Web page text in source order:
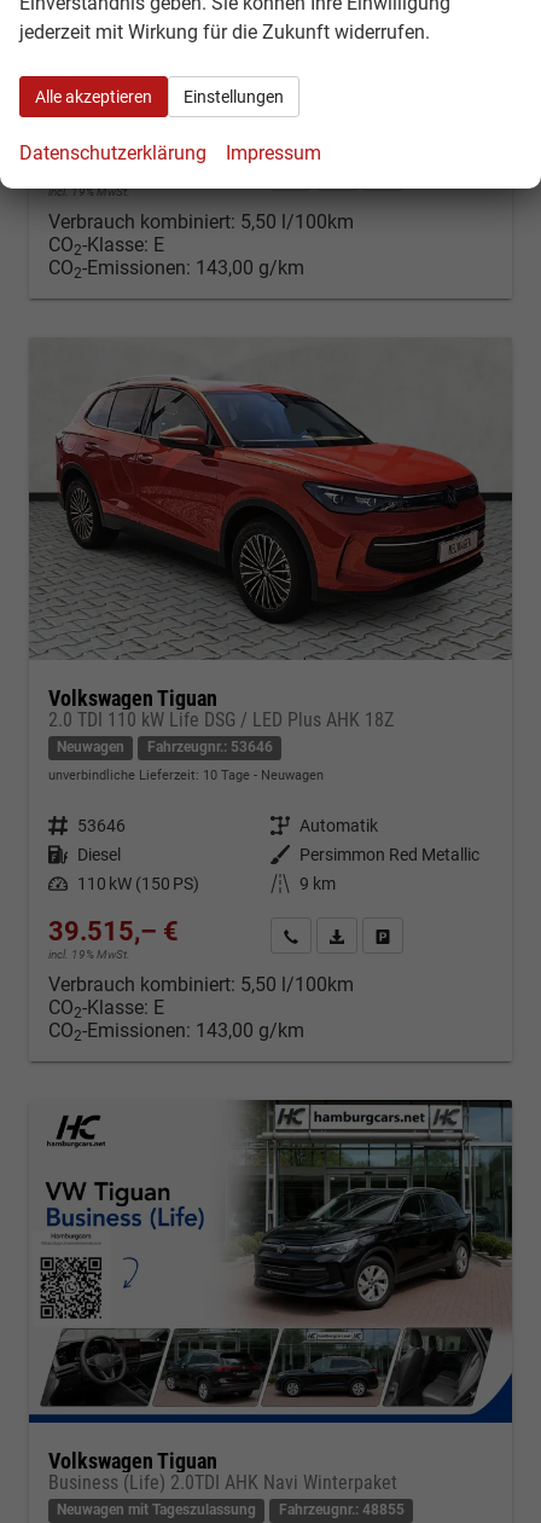
unverbindliche Lieferzeit:10 Tage Neuwagen
Kraftstoff Diesel Außenfarbe
Leistung 110 kW (150 PS) Kilometerstand
39.315,– €
incl. 19% MwSt.
Verbrauch kombiniert: 5,50 l/100km
CO2-Klasse: E
CO2-Emissionen: 143,00 g/km
Volkswagen Tiguan
2.0 TDI 110 kW Life DSG / LED Plus AHK 18Z
Neuwagen Fahrzeugnr.: 53646
unverbindliche Lieferzeit: 10 Tage Neuwagen
Fahrzeugnr. 53646 Getriebe Automatik
Kraftstoff Diesel Außenfarbe
Persimmon Red Metallic
Leistung 110 kW (150 PS) Kilometerstand 9 km
39.515,– €
incl. 19% MwSt.
Kontakt & Angebot anfordern
PDF-Datei, Fahrzeugexposé
Verbrauch kombiniert: 5,50 l/100km
CO2-Klasse: E
CO2-Emissionen: 143,00 g/km
Volkswagen Tiguan
Business (Life) 2.0TDI AHK Navi Winterpaket
Neuwagen mit Tageszulassung Fahrzeugnr.: 48855
jederzeit mit Wirkung für die Zukunft widerrufen.
Alle akzeptieren Einstellungen
Datenschutzerklärung Impressum